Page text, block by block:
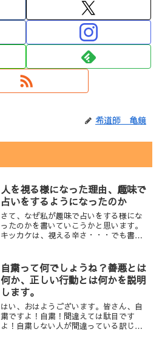
希道師 亀鏡
人を視る様になった理由、趣味で
占いをするようになったのか
さて、なぜ私が趣味で占いをする様にな
ったのかを書いていこうかと思います。
キッカケは、視える辛さ・・・でも書き
ちょうど１年程前なので、その話につい
て詳しく書いていこうかと...
自粛って何でしょうね？善悪とは
何か、正しい行動とは何かを説明
します。
はい、おはようございます。皆さん、自
粛ですよ！自粛！間違えては駄目です
よ！自粛しない人が間違っている訳じゃ